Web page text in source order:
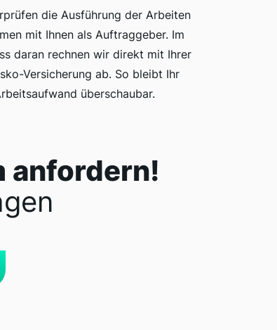
die Ausführung der Arbeiten
mit Ihnen als Auftraggeber. Im
daran rechnen wir direkt mit Ihrer
Versicherung ab. So bleibt Ihr
überschaubar.
anfordern!